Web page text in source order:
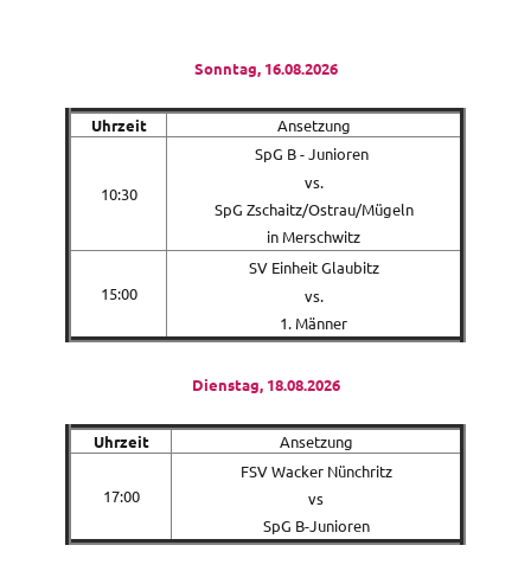
Sonntag, 16.08.2026
Uhrzeit Ansetzung
10:30
SpG B - Junioren
vs.
SpG Zschaitz/Ostrau/Mügeln
in Merschwitz
15:00
SV Einheit Glaubitz
vs.
1. Männer
Dienstag, 18.08.2026
Uhrzeit Ansetzung
17:00
FSV Wacker Nünchritz
vs
SpG B-Junioren